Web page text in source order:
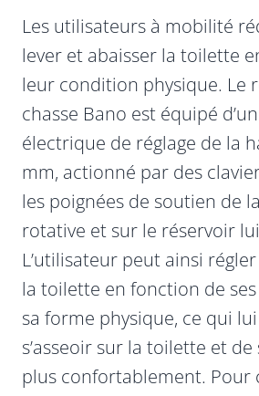
Les utilisateurs à mobilité
lever et abaisser la toilette
leur condition physique. Le
chasse Bano est équipé
électrique de réglage de la
mm, actionné par des
les poignées de soutien de
rotative et sur le réservoir
L’utilisateur peut ainsi
la toilette en fonction de
sa forme physique, ce qui
s’asseoir sur la toilette et de
plus confortablement. Pour